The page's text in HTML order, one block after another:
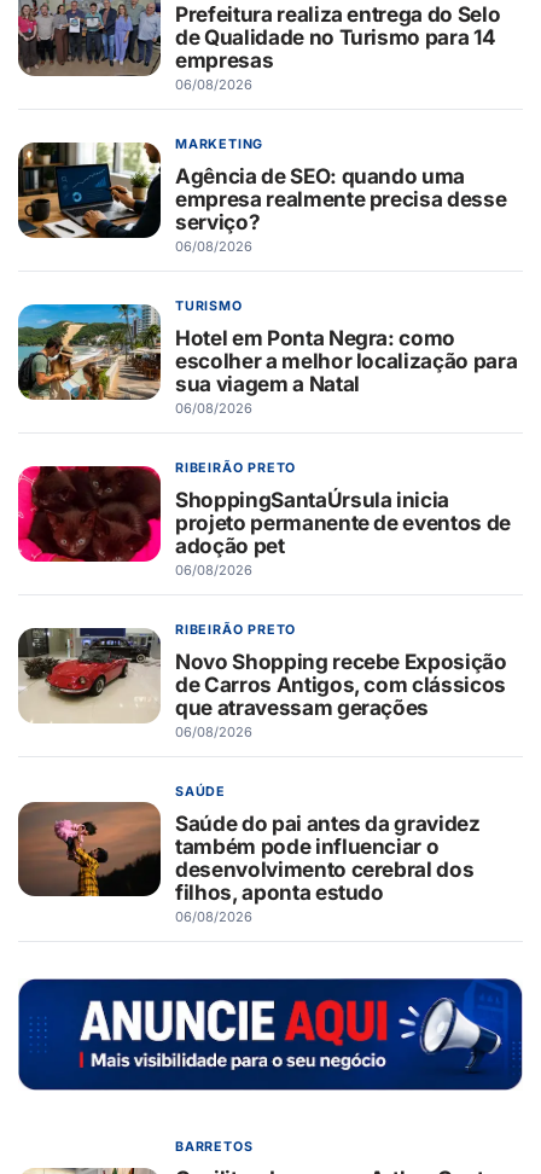
Prefeitura realiza entrega do Selo
de Qualidade no Turismo para 14
empresas
06/08/2026
MARKETING
Agência de SEO: quando uma
empresa realmente precisa desse
serviço?
06/08/2026
TURISMO
Hotel em Ponta Negra: como
escolher a melhor localização para
sua viagem a Natal
06/08/2026
RIBEIRÃO PRETO
ShoppingSantaÚrsula inicia
projeto permanente de eventos de
adoção pet
06/08/2026
RIBEIRÃO PRETO
Novo Shopping recebe Exposição
de Carros Antigos, com clássicos
que atravessam gerações
06/08/2026
SAÚDE
Saúde do pai antes da gravidez
também pode influenciar o
desenvolvimento cerebral dos
filhos, aponta estudo
06/08/2026
BARRETOS